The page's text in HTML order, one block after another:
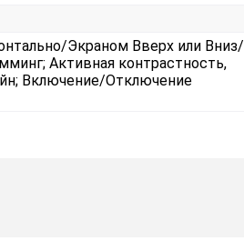
Экраном Вверх или Вниз/
Активная контрастность,
Включение/Отключение